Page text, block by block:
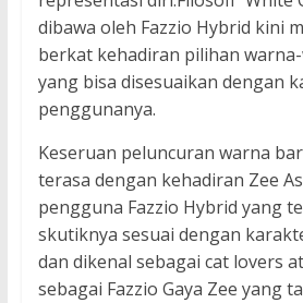
dibawa oleh Fazzio Hybrid kini
berkat kehadiran pilihan
yang bisa disesuaikan dengan
penggunanya.
Keseruan peluncuran warna
terasa dengan kehadiran Zee
pengguna Fazzio Hybrid yang
skutiknya sesuai dengan
dan dikenal sebagai cat lovers
sebagai Fazzio Gaya Zee yang